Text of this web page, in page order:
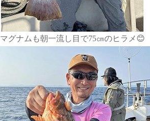
マグナムも朝一流し目で75㎝のヒラメ😊